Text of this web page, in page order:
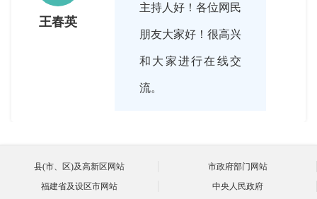
王春英
主持人好！各位网民
朋友大家好！很高兴
和大家进行在线交
流。

2023-04-20 16:04:00
请您介绍下我市医保
县(市、区)及高新区网站
市政府部门网站
福建省及设区市网站
中央人民政府